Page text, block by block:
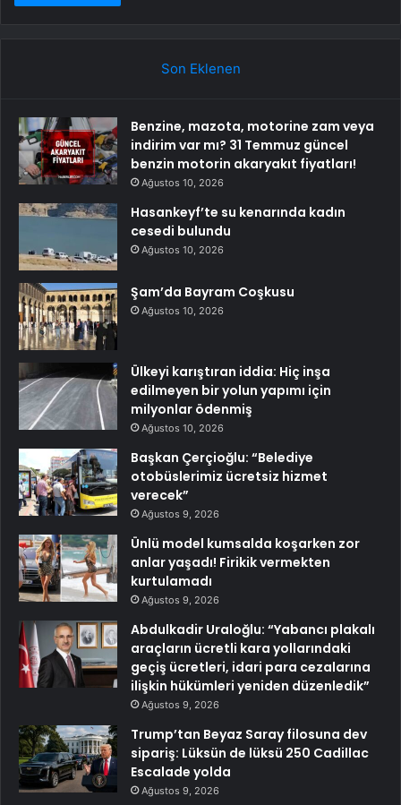
Son Eklenen
Benzine, mazota, motorine zam veya
indirim var mı? 31 Temmuz güncel
benzin motorin akaryakıt fiyatları!
Ağustos 10, 2026
Hasankeyf’te su kenarında kadın
cesedi bulundu
Ağustos 10, 2026
Şam’da Bayram Coşkusu
Ağustos 10, 2026
Ülkeyi karıştıran iddia: Hiç inşa
edilmeyen bir yolun yapımı için
milyonlar ödenmiş
Ağustos 10, 2026
Başkan Çerçioğlu: “Belediye
otobüslerimiz ücretsiz hizmet
verecek”
Ağustos 9, 2026
Ünlü model kumsalda koşarken zor
anlar yaşadı! Firikik vermekten
kurtulamadı
Ağustos 9, 2026
Abdulkadir Uraloğlu: “Yabancı plakalı
araçların ücretli kara yollarındaki
geçiş ücretleri, idari para cezalarına
ilişkin hükümleri yeniden düzenledik”
Ağustos 9, 2026
Trump’tan Beyaz Saray filosuna dev
sipariş: Lüksün de lüksü 250 Cadillac
Escalade yolda
Ağustos 9, 2026